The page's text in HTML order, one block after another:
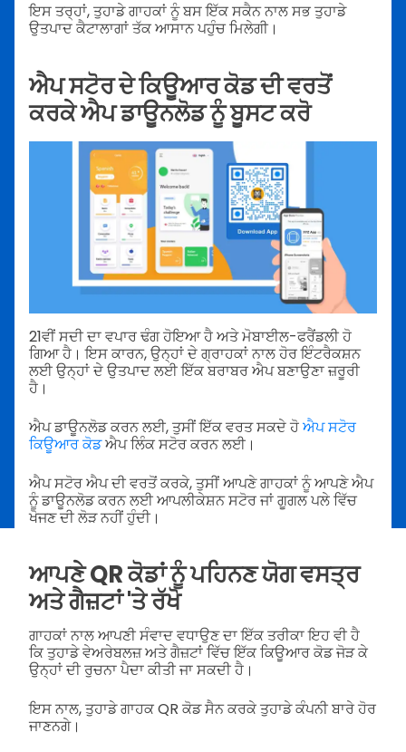
ਇਸ ਤਰ੍ਹਾਂ, ਤੁਹਾਡੇ ਗਾਹਕਾਂ ਨੂੰ ਬਸ ਇੱਕ ਸਕੈਨ ਨਾਲ ਸਭ ਤੁਹਾਡੇ
ਉਤਪਾਦ ਕੈਟਾਲਾਗਾਂ ਤੱਕ ਆਸਾਨ ਪਹੁੰਚ ਮਿਲੇਗੀ।
ਐਪ ਸਟੋਰ ਦੇ ਕਿਊਆਰ ਕੋਡ ਦੀ ਵਰਤੋਂ
ਕਰਕੇ ਐਪ ਡਾਊਨਲੋਡ ਨੂੰ ਬੂਸਟ ਕਰੋ
21ਵੀਂ ਸਦੀ ਦਾ ਵਪਾਰ ਢੰਗ ਹੋਇਆ ਹੈ ਅਤੇ ਮੋਬਾਈਲ-ਫਰੈਂਡਲੀ ਹੋ
ਗਿਆ ਹੈ। ਇਸ ਕਾਰਨ, ਉਨ੍ਹਾਂ ਦੇ ਗ੍ਰਾਹਕਾਂ ਨਾਲ ਹੋਰ ਇੰਟਰੈਕਸ਼ਨ
ਲਈ ਉਨ੍ਹਾਂ ਦੇ ਉਤਪਾਦ ਲਈ ਇੱਕ ਬਰਾਬਰ ਐਪ ਬਣਾਉਣਾ ਜ਼ਰੂਰੀ
ਹੈ।
ਐਪ ਡਾਊਨਲੋਡ ਕਰਨ ਲਈ, ਤੁਸੀਂ ਇੱਕ ਵਰਤ ਸਕਦੇ ਹੋਐਪ ਸਟੋਰ
ਕਿਊਆਰ ਕੋਡਐਪ ਲਿੰਕ ਸਟੋਰ ਕਰਨ ਲਈ।
ਐਪ ਸਟੋਰ ਐਪ ਦੀ ਵਰਤੋਂ ਕਰਕੇ, ਤੁਸੀਂ ਆਪਣੇ ਗਾਹਕਾਂ ਨੂੰ ਆਪਣੇ ਐਪ
ਨੂੰ ਡਾਊਨਲੋਡ ਕਰਨ ਲਈ ਆਪਲੀਕੇਸ਼ਨ ਸਟੋਰ ਜਾਂ ਗੂਗਲ ਪਲੇ ਵਿੱਚ
ਖੋਜਣ ਦੀ ਲੋੜ ਨਹੀਂ ਹੁੰਦੀ।
ਆਪਣੇ QR ਕੋਡਾਂ ਨੂੰ ਪਹਿਨਣ ਯੋਗ ਵਸਤ੍ਰ
ਅਤੇ ਗੈਜ਼ਟਾਂ 'ਤੇ ਰੱਖੋ
ਗਾਹਕਾਂ ਨਾਲ ਆਪਣੀ ਸੰਵਾਦ ਵਧਾਉਣ ਦਾ ਇੱਕ ਤਰੀਕਾ ਇਹ ਵੀ ਹੈ
ਕਿ ਤੁਹਾਡੇ ਵੇਅਰੇਬਲਜ਼ ਅਤੇ ਗੈਜ਼ਟਾਂ ਵਿੱਚ ਇੱਕ ਕਿਊਆਰ ਕੋਡ ਜੋੜ ਕੇ
ਉਨ੍ਹਾਂ ਦੀ ਰੁਚਨਾ ਪੈਦਾ ਕੀਤੀ ਜਾ ਸਕਦੀ ਹੈ।
ਇਸ ਨਾਲ, ਤੁਹਾਡੇ ਗਾਹਕ QR ਕੋਡ ਸੈਨ ਕਰਕੇ ਤੁਹਾਡੇ ਕੰਪਨੀ ਬਾਰੇ ਹੋਰ
ਜਾਣਨਗੇ।